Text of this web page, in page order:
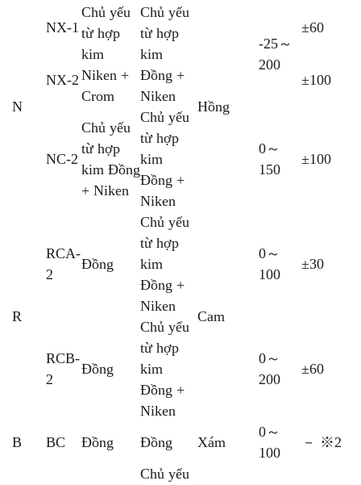
N
NX-1
Chủ yếu
từ hợp
kim
Niken +
Crom
Chủ yếu
từ hợp
kim
Đồng +
Niken
Hồng
-25～
200
±60
NX-2 ±100
NC-2
Chủ yếu
từ hợp
kim Đồng
+ Niken
Chủ yếu
từ hợp
kim
Đồng +
Niken
0～
150
±100
R
RCA-
2
Đồng
Chủ yếu
từ hợp
kim
Đồng +
Niken
Cam
0～
100
±30
RCB-
2
Đồng
Chủ yếu
từ hợp
kim
Đồng +
Niken
0～
200
±60
B BC Đồng Đồng Xám
0～
100
－ ※2
Chủ yếu